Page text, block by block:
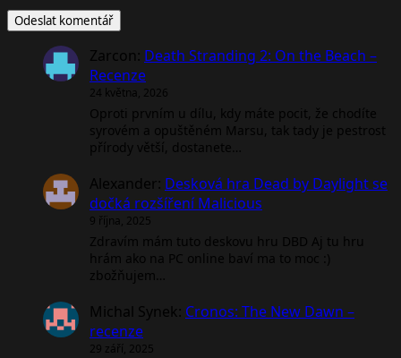
Zarcon: Death Stranding 2: On the Beach –
Recenze
24 května, 2026
Oproti prvním u dílu, kdy máte pocit, že chodíte
syrovém a opuštěném Marsu, tak tady je pestrost
přírody větší, dostanete…
Alexander: Desková hra Dead by Daylight se
dočká rozšíření Malicious
9 října, 2025
Zdravím mám tuto deskovu hru DBD Aj tu hru
hrám ako na PC online baví ma to moc :)
zbožňujem…
Michal Synek: Cronos: The New Dawn –
recenze
29 září, 2025